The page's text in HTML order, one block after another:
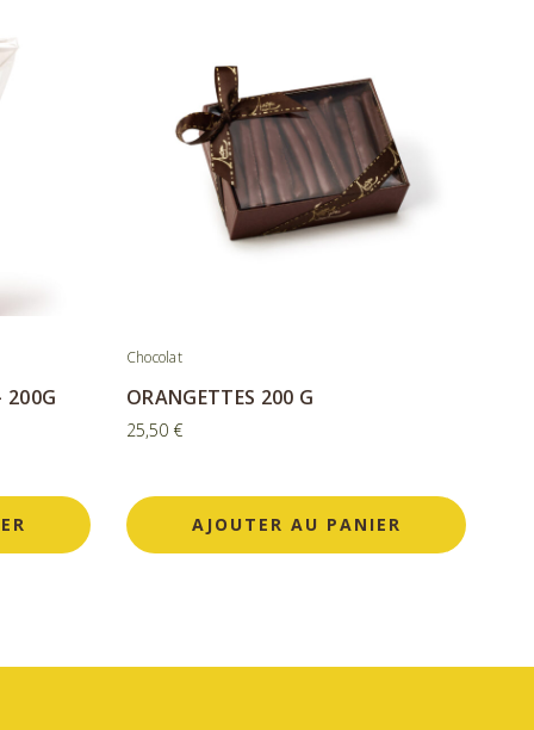
200G
Chocolat
ORANGETTES 200 G
25,50 €
AJOUTER AU PANIER